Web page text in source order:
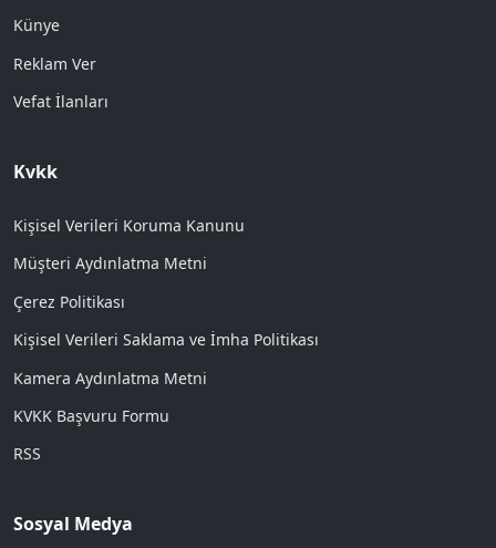
Künye
Reklam Ver
Vefat İlanları
Kvkk
Kişisel Verileri Koruma Kanunu
Müşteri Aydınlatma Metni
Çerez Politikası
Kişisel Verileri Saklama ve İmha Politikası
Kamera Aydınlatma Metni
KVKK Başvuru Formu
RSS
Sosyal Medya